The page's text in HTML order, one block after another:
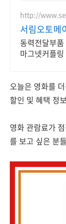
http://
서림오토메
동력전달부
마그넷커플
오늘은 영화를
할인 및 혜택 정
영화 관람료가
를 보고 싶은 분